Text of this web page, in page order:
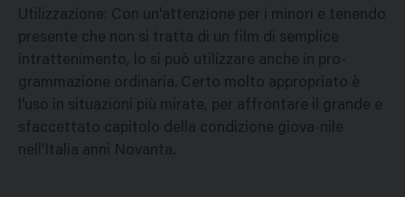
Utilizzazione: Con un'attenzione per i minori e tenendo
presente che non si tratta di un film di semplice
intrattenimento, lo si può utilizzare anche in pro-
grammazione ordinaria. Certo molto appropriato è
l'uso in situazioni più mirate, per affrontare il grande e
sfaccettato capitolo della condizione giova-nile
nell'Italia anni Novanta.